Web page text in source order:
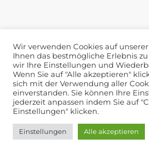
Wir verwenden Cookies auf
Ihnen das bestmögliche Erlebnis
wir Ihre Einstellungen und
Wenn Sie auf "Alle akzeptieren"
sich mit der Verwendung aller
einverstanden. Sie können Ihre
jederzeit anpassen indem Sie auf
Einstellungen" klicken.
Einstellungen Alle akzeptieren